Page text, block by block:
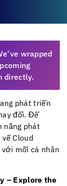
wrapped
directly.
phát triển
đổi. Để
năng phát
Cloud
mỗi cá nhân
– Explore the